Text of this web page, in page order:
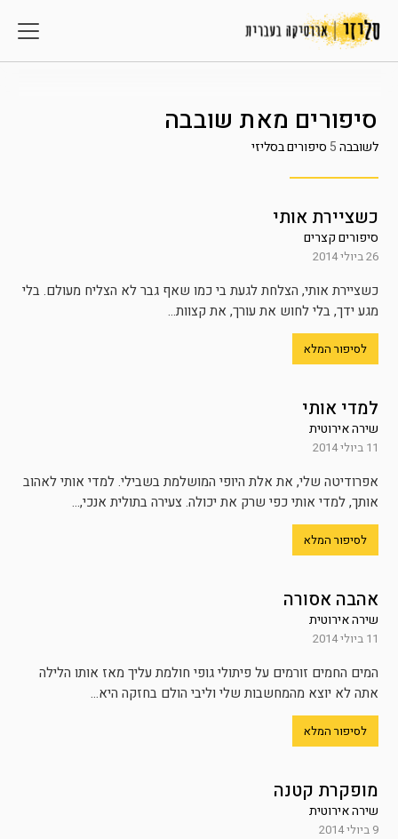
סיפורים מאת שובבה
לשובבה5 סיפורים בסליזי
כשציירת אותי
סיפורים קצרים
26 ביולי 2014
כשציירת אותי, הצלחת לגעת בי כמו שאף גבר לא הצליח מעולם. בלי
מגע ידך, בלי לחוש את עורך, את קצוות...
לסיפור המלא
למדי אותי
שירה אירוטית
11 ביולי 2014
אפרודיטה שלי, את אלת היופי המושלמת בשבילי. למדי אותי לאהוב
אותך, למדי אותי כפי שרק את יכולה. צעירה בתולית אנכי,...
לסיפור המלא
אהבה אסורה
שירה אירוטית
11 ביולי 2014
המים החמים זורמים על פיתולי גופי חולמת עליך מאז אותו הלילה
אתה לא יוצא מהמחשבות שלי וליבי הולם בחזקה היא...
לסיפור המלא
מופקרת קטנה
שירה אירוטית
9 ביולי 2014